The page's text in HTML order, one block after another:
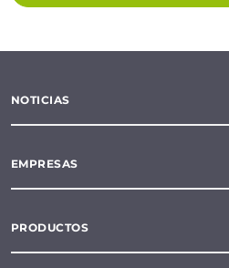
NOTICIAS
EMPRESAS
PRODUCTOS